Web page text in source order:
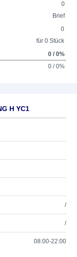
0
Brief
0
für 0 Stück
0 / 0%
0 / 0%
H YC1
/
/
08:00-22:00